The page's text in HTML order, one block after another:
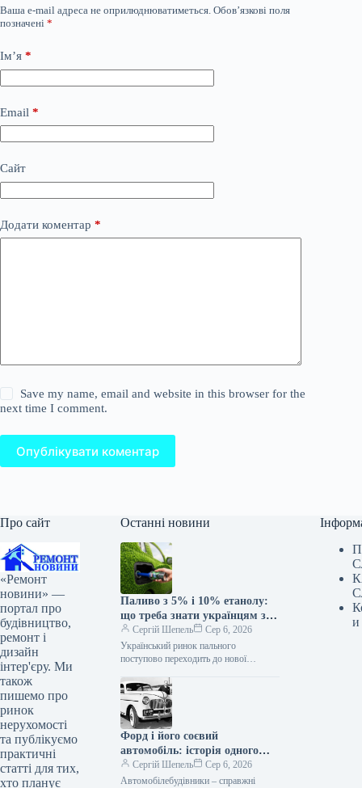
Ваша e-mail адреса не оприлюднюватиметься. Обов’язкові поля
позначені *
Ім’я *
Email *
Сайт
Додати коментар *
Save my name, email and website in this browser for the
next time I comment.
Опублікувати коментар
Про сайт
«Ремонт
новини» —
портал про
будівництво,
ремонт і
дизайн
інтер'єру. Ми
також
пишемо про
ринок
нерухомості
та публікуємо
практичні
статті для тих,
хто планує
Останні новини
Паливо з 5% і 10% етанолу:
що треба знати українцям з 1
липня
Сергій Шепель
Сер 6, 2026
Український ринок пального
поступово переходить до нової
Україні повноцінно запрацюють
оновлені вимоги до…
Форд і його соєвий
автомобіль: історія одного
експерименту
Сергій Шепель
Сер 6, 2026
Автомобілебудівники – справжні
и